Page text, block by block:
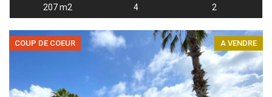
207 m2 4 2
COUP DE COEUR A VENDRE